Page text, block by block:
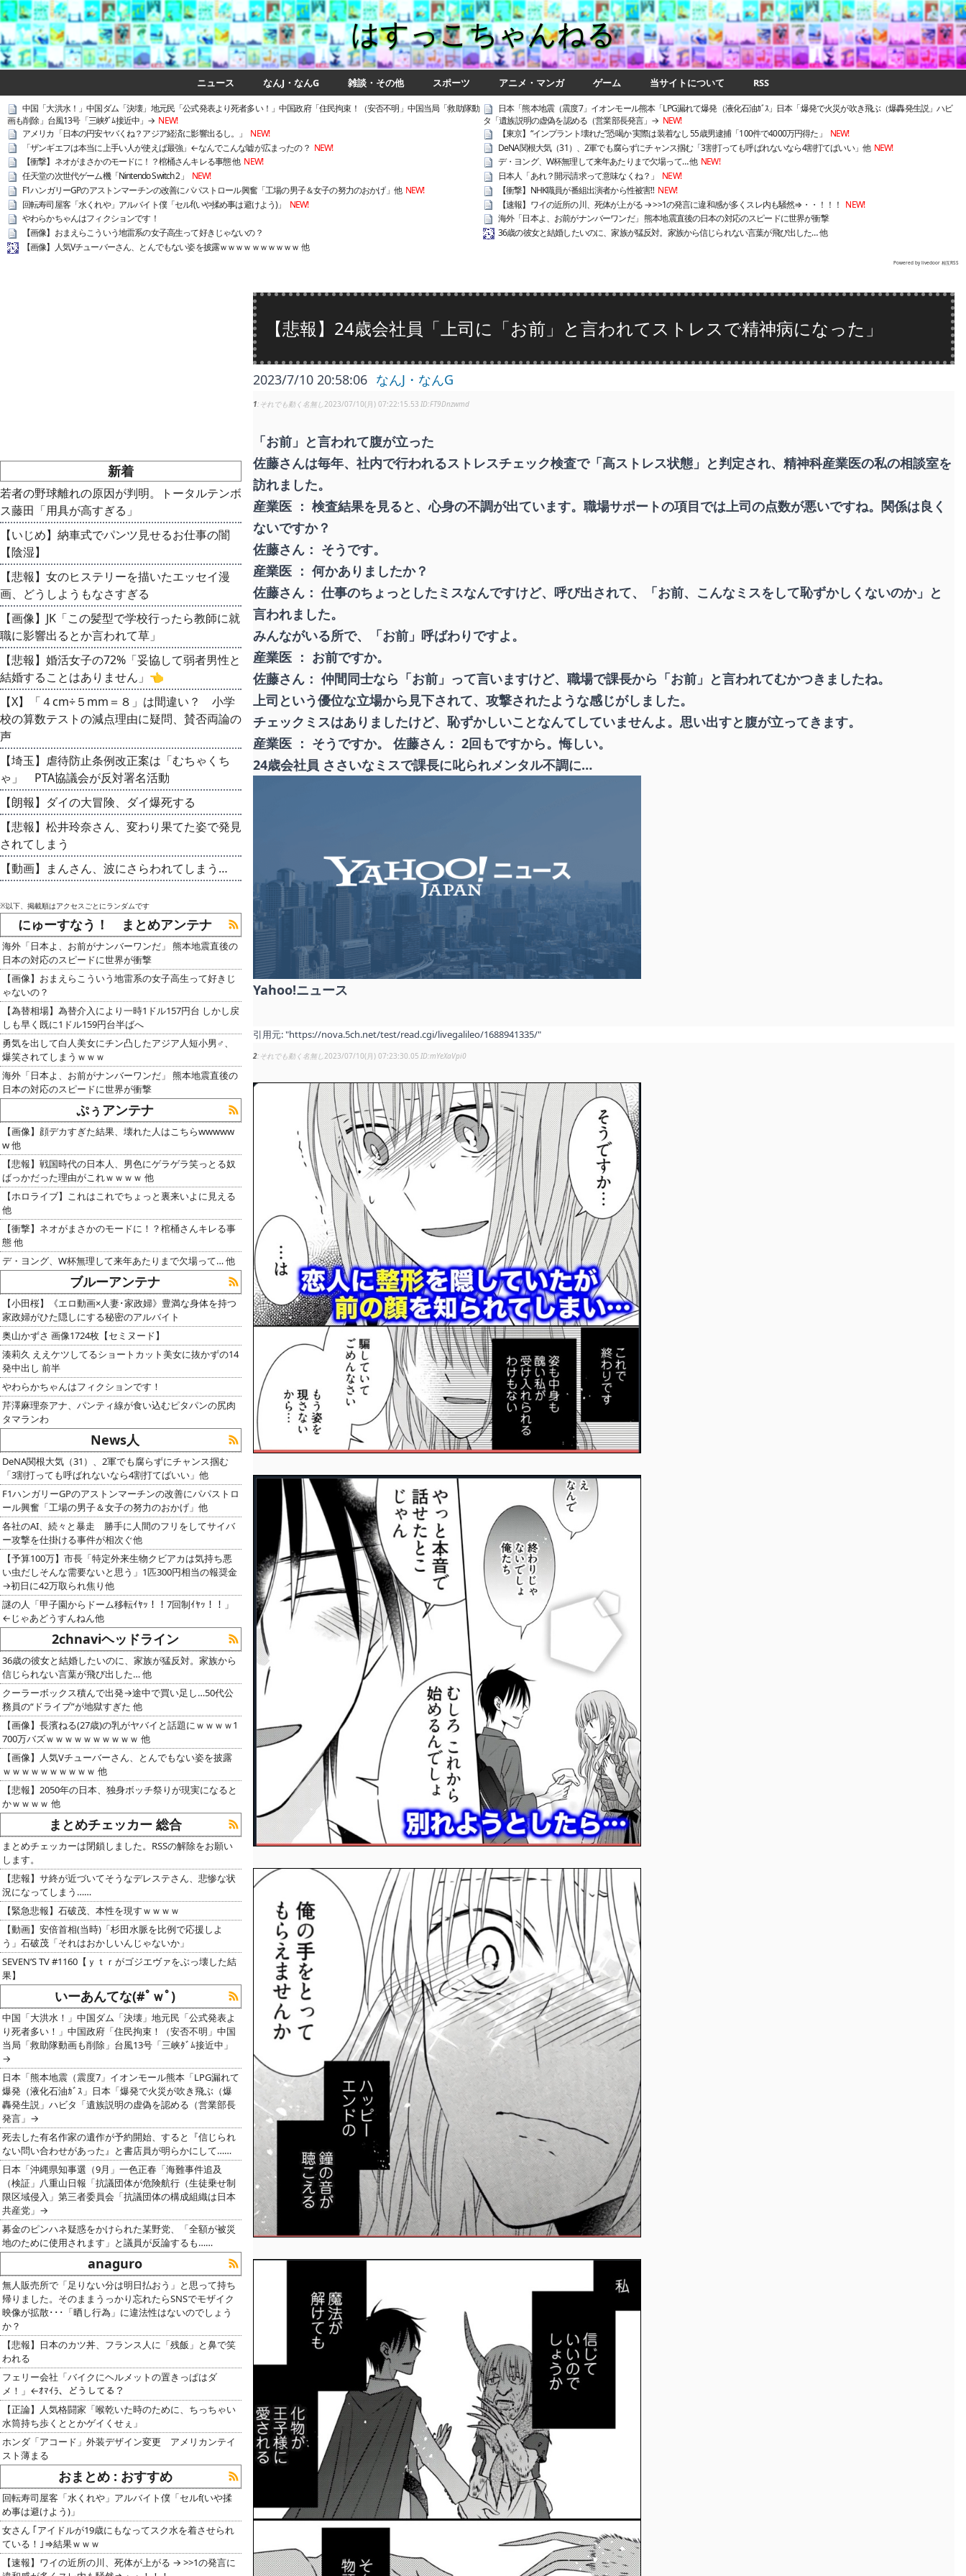
はすっこちゃんねる
ニュース なんJ・なんG 雑談・その他 スポーツ アニメ・マンガ ゲーム 当サイトについて RSS
中国「大洪水！」中国ダム「決壊」地元民「公式発表より死者多い！」中国政府「住民拘束！（安否不明」中国当局「救助隊動
画も削除」台風13号「三峡ﾀﾞﾑ接近中」→ NEW!
日本「熊本地震（震度7」イオンモール熊本「LPG漏れて爆発（液化石油ｶﾞｽ」日本「爆発で火災が吹き飛ぶ（爆轟発生説」ハビ
タ「遺族説明の虚偽を認める（営業部長発言」→ NEW!
アメリカ「日本の円安ヤバくね？アジア経済に影響出るし。」
NEW! 【東京】“インプラント壊れた”恐喝か 実際は装着なし 55歳男逮捕「100件で4000万円得た」
NEW!
「ザンギエフは本当に上手い人が使えば最強」←なんでこんな嘘が広まったの？ NEW! DeNA関根大気（31）、2軍でも腐らずにチャンス掴む「3割打っても呼ばれないなら4割打てばいい」他 NEW!
【衝撃】ネオがまさかのモードに！？棺桶さんキレる事態 他 NEW! デ・ヨング、W杯無理して来年あたりまで欠場って… 他 NEW!
任天堂の次世代ゲーム機「Nintendo Switch 2」
NEW! 日本人「あれ？開示請求って意味なくね？」
NEW!
F1ハンガリーGPのアストンマーチンの改善にパパストロール興奮「工場の男子＆女子の努力のおかげ」他 NEW! 【衝撃】NHK職員が番組出演者から性被害‼ NEW!
回転寿司屋客「水くれや」アルバイト僕「セルf(いや揉め事は避けよう)」
NEW! 【速報】ワイの近所の川、死体が上がる → >>1の発言に違和感が多くスレ内も騒然⇒・・！！！ NEW!
やわらかちゃんはフィクションです！
海外「日本よ、お前がナンバーワンだ」 熊本地震直後の日本の対応のスピードに世界が衝撃
【画像】おまえらこういう地雷系の女子高生って好きじゃないの？
36歳の彼女と結婚したいのに、家族が猛反対。家族から信じられない言葉が飛び出した… 他
【画像】人気Vチューバーさん、とんでもない姿を披露ｗｗｗｗｗｗｗｗｗｗ 他
Powered by livedoor 相互RSS
【悲報】24歳会社員「上司に「お前」と言われてストレスで精神病になった」
2023/7/10 20:58:06 なんJ・なんG
1 それでも動く名無し2023/07/10(月) 07:22:15.53 FT9Dnzwmd
「お前」と言われて腹が立った
佐藤さんは毎年、社内で行われるストレスチェック検査で「高ストレス状態」と判定され、精神科産業医の私の相談室を
訪れました。
産業医 ： 検査結果を見ると、心身の不調が出ています。職場サポートの項目では上司の点数が悪いですね。関係は良く
ないですか？
佐藤さん： そうです。
産業医 ： 何かありましたか？
佐藤さん： 仕事のちょっとしたミスなんですけど、呼び出されて、「お前、こんなミスをして恥ずかしくないのか」と
言われました。
みんながいる所で、「お前」呼ばわりですよ。
産業医 ： お前ですか。
佐藤さん： 仲間同士なら「お前」って言いますけど、職場で課長から「お前」と言われてむかつきましたね。
上司という優位な立場から見下されて、攻撃されたような感じがしました。
チェックミスはありましたけど、恥ずかしいことなんてしていませんよ。思い出すと腹が立ってきます。
産業医 ： そうですか。 佐藤さん： 2回もですから。悔しい。
24歳会社員 ささいなミスで課長に叱られメンタル不調に…
Yahoo!ニュース
引用元: "https://nova.5ch.net/test/read.cgi/livegalileo/1688941335/"
2 それでも動く名無し2023/07/10(月) 07:23:30.05 mYeXaVpi0
新着
若者の野球離れの原因が判明。トータルテンボ
ス藤田「用具が高すぎる」
【いじめ】納車式でパンツ見せるお仕事の闇
【陰湿】
【悲報】女のヒステリーを描いたエッセイ漫
画、どうしようもなさすぎる
【画像】JK「この髪型で学校行ったら教師に就
職に影響出るとか言われて草」
【悲報】婚活女子の72%「妥協して弱者男性と
結婚することはありません」👈
【X】「４cm÷５mm＝８」は間違い？ 小学
校の算数テストの減点理由に疑問、賛否両論の
声
【埼玉】虐待防止条例改正案は「むちゃくち
ゃ」 PTA協議会が反対署名活動
【朗報】ダイの大冒険、ダイ爆死する
【悲報】松井玲奈さん、変わり果てた姿で発見
されてしまう
【動画】まんさん、波にさらわれてしまう…
※以下、掲載順はアクセスごとにランダムです
にゅーすなう！ まとめアンテナ
海外「日本よ、お前がナンバーワンだ」 熊本地震直後の
日本の対応のスピードに世界が衝撃
【画像】おまえらこういう地雷系の女子高生って好きじ
ゃないの？
【為替相場】為替介入により一時1ドル157円台 しかし戻
しも早く既に1ドル159円台半ばへ
勇気を出して白人美女にチン凸したアジア人短小男♂、
爆笑されてしまうｗｗｗ
海外「日本よ、お前がナンバーワンだ」 熊本地震直後の
日本の対応のスピードに世界が衝撃
ぷぅアンテナ
【画像】顔デカすぎた結果、壊れた人はこちらwwwww
w 他
【悲報】戦国時代の日本人、男色にゲラゲラ笑っとる奴
ばっかだった理由がこれｗｗｗｗ 他
【ホロライブ】これはこれでちょっと裏来いよに見える
他
【衝撃】ネオがまさかのモードに！？棺桶さんキレる事
態 他
デ・ヨング、W杯無理して来年あたりまで欠場って… 他
ブルーアンテナ
【小田桜】《エロ動画×人妻･家政婦》豊満な身体を持つ
家政婦がひた隠しにする秘密のアルバイト
奥山かずさ 画像1724枚【セミヌード】
湊莉久 ええケツしてるショートカット美女に抜かずの14
発中出し 前半
やわらかちゃんはフィクションです！
芹澤麻理奈アナ、パンティ線が食い込むピタパンの尻肉
タマランわ
News人
DeNA関根大気（31）、2軍でも腐らずにチャンス掴む
「3割打っても呼ばれないなら4割打てばいい」他
F1ハンガリーGPのアストンマーチンの改善にパパストロ
ール興奮「工場の男子＆女子の努力のおかげ」他
各社のAI、続々と暴走 勝手に人間のフリをしてサイバ
ー攻撃を仕掛ける事件が相次ぐ他
【予算100万】市長「特定外来生物クビアカは気持ち悪
い虫だしそんな需要ないと思う」1匹300円相当の報奨金
→初日に42万取られ焦り他
謎の人「甲子園からドーム移転ｲﾔｯ！！7回制ｲﾔｯ！！」
←じゃあどうすんねん他
2chnaviヘッドライン
36歳の彼女と結婚したいのに、家族が猛反対。家族から
信じられない言葉が飛び出した… 他
クーラーボックス積んで出発→途中で買い足し…50代公
務員の“ドライブ”が地獄すぎた 他
【画像】長濱ねる(27歳)の乳がヤバイと話題にｗｗｗｗ1
700万バズｗｗｗｗｗｗｗｗｗｗ 他
【画像】人気Vチューバーさん、とんでもない姿を披露
ｗｗｗｗｗｗｗｗｗｗ 他
【悲報】2050年の日本、独身ボッチ祭りが現実になると
かｗｗｗｗ 他
まとめチェッカー 総合
まとめチェッカーは閉鎖しました。RSSの解除をお願い
します。
【悲報】サ終が近づいてそうなデレステさん、悲惨な状
況になってしまう……
【緊急悲報】石破茂、本性を現すｗｗｗｗ
【動画】安倍首相(当時)「杉田水脈を比例で応援しよ
う」石破茂「それはおかしいんじゃないか」
SEVEN’S TV #1160【ｙｔｒがゴジエヴァをぶっ壊した結
果】
いーあんてな(#ﾟｗﾟ)
中国「大洪水！」中国ダム「決壊」地元民「公式発表よ
り死者多い！」中国政府「住民拘束！（安否不明」中国
当局「救助隊動画も削除」台風13号「三峡ﾀﾞﾑ接近中」
→
日本「熊本地震（震度7」イオンモール熊本「LPG漏れて
爆発（液化石油ｶﾞｽ」日本「爆発で火災が吹き飛ぶ（爆
轟発生説」ハビタ「遺族説明の虚偽を認める（営業部長
発言」→
死去した有名作家の遺作が予約開始、すると『信じられ
ない問い合わせがあった』と書店員が明らかにして……
日本「沖縄県知事選（9月」一色正春「海難事件追及
（検証」八重山日報「抗議団体が危険航行（生徒乗せ制
限区域侵入」第三者委員会「抗議団体の構成組織は日本
共産党」→
募金のピンハネ疑惑をかけられた某野党、「全額が被災
地のために使用されます」と議員が反論するも……
anaguro
無人販売所で「足りない分は明日払おう」と思って持ち
帰りました。そのままうっかり忘れたらSNSでモザイク
映像が拡散･･･「晒し行為」に違法性はないのでしょう
か？
【悲報】日本のカツ丼、フランス人に「残飯」と鼻で笑
われる
フェリー会社「バイクにヘルメットの置きっぱはダ
メ！」←ｵﾏｲﾗ、どうしてる？
【正論】人気格闘家「喉乾いた時のために、ちっちゃい
水筒持ち歩くととかゲイくせぇ」
ホンダ「アコード」外装デザイン変更 アメリカンテイ
スト薄まる
おまとめ : おすすめ
回転寿司屋客「水くれや」アルバイト僕「セルf(いや揉
め事は避けよう)」
女さん ｢アイドルが19歳にもなってスク水を着させられ
ている！｣⇒結果ｗｗｗ
【速報】ワイの近所の川、死体が上がる → >>1の発言に